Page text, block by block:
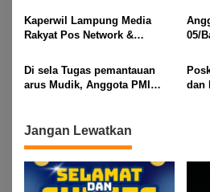
Idul Fitri di Way Kanan
M,
Kaperwil Lampung Media
Rakyat Pos Network &
Network,Tergabung Di Forum
DPC KWRI, Way Kanan :
Mengucapkan Selamat Hari
05/
Di sela Tugas pemantauan
arus Mudik, Anggota PMI
Demi Selamatkan Nyawa
Bocah 7 Tahun
dan
Jangan Lewatkan